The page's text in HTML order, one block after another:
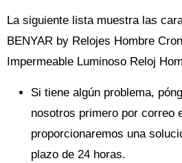
La siguiente lista muestra las
BENYAR by Relojes Hombre
Impermeable Luminoso Reloj
Si tiene algún problema,
nosotros primero por correo
proporcionaremos una
plazo de 24 horas.